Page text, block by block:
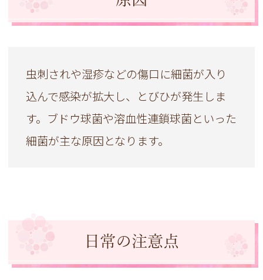
虫刺されや湿疹などの傷口に細菌が入り
込んで感染が拡大し、とびひが発生しま
す。ブドウ球菌や溶血性連鎖球菌といった
細菌が主な原因となります。
日常の注意点